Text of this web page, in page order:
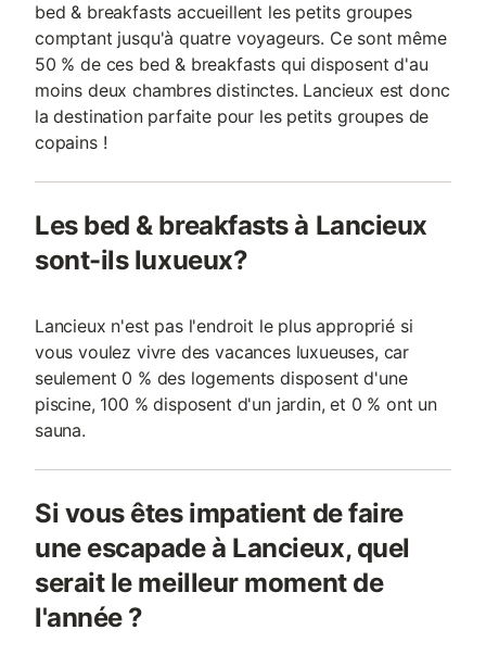
bed & breakfasts accueillent les petits groupes
comptant jusqu'à quatre voyageurs. Ce sont même
50 % de ces bed & breakfasts qui disposent d'au
moins deux chambres distinctes. Lancieux est donc
la destination parfaite pour les petits groupes de
copains !
Les bed & breakfasts à Lancieux
sont-ils luxueux?
Lancieux n'est pas l'endroit le plus approprié si
vous voulez vivre des vacances luxueuses, car
seulement 0 % des logements disposent d'une
piscine, 100 % disposent d'un jardin, et 0 % ont un
sauna.
Si vous êtes impatient de faire
une escapade à Lancieux, quel
serait le meilleur moment de
l'année ?